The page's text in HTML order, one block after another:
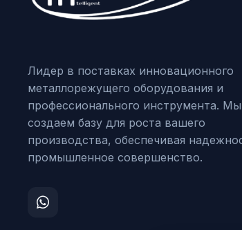
Лидер в поставках инновационного
металлорежущего оборудования и
профессионального инструмента. Мы
создаем базу для роста вашего
производства, обеспечивая
промышленное совершенство.